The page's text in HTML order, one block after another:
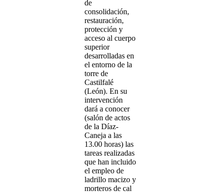
de
consolidación,
restauración,
protección y
acceso al cuerpo
superior
desarrolladas en
el entorno de la
torre de
Castilfalé
(León). En su
intervención
dará a conocer
(salón de actos
de la Díaz-
Caneja a las
13.00 horas) las
tareas realizadas
que han incluido
el empleo de
ladrillo macizo y
morteros de cal